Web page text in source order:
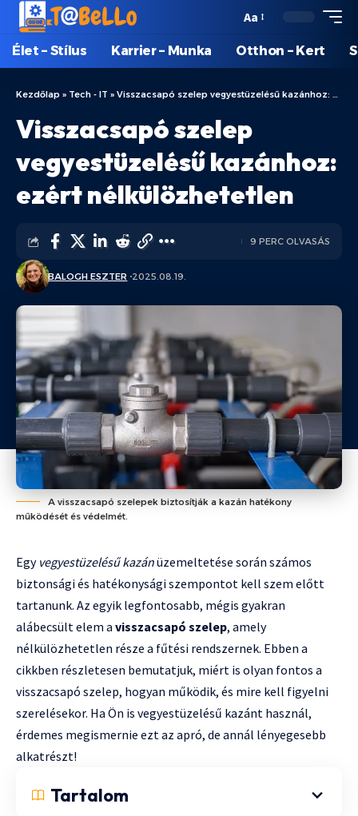
Aa
Élet – Stílus Karrier – Munka Otthon – Kert
Kezdőlap » Tech - IT » Visszacsapó szelep vegyestüzelésű kazánhoz: ezért nélkülözhetetlen
Visszacsapó szelep
vegyestüzelésű kazánhoz:
ezért nélkülözhetetlen
BALOGH ESZTER 2025.08.19.
9 PERC OLVASÁS
A visszacsapó szelepek biztosítják a kazán hatékony
működését és védelmét.
Egy vegyestüzelésű kazánüzemeltetése során számos
biztonsági és hatékonysági szempontot kell szem előtt
tartanunk. Az egyik legfontosabb, mégis gyakran
alábecsült elem a visszacsapó szelep, amely
nélkülözhetetlen része a fűtési rendszernek. Ebben a
cikkben részletesen bemutatjuk, miért is olyan fontos a
visszacsapó szelep, hogyan működik, és mire kell figyelni
szerelésekor. Ha Ön is vegyestüzelésű kazánt használ,
érdemes megismernie ezt az apró, de annál lényegesebb
alkatrészt!
Tartalom